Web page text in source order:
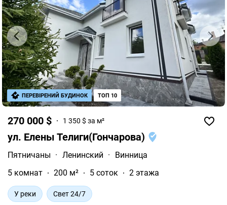
270 000 $ 1 350 $ за м²
ул. Елены Телиги(Гончарова)
Пятничаны · Ленинский ·
Винница
5 комнат
200 м² 5 соток 2 этажа
У реки Свет 24/7
ПЕРЕВІРЕНИЙ БУДИНОК ТОП 10